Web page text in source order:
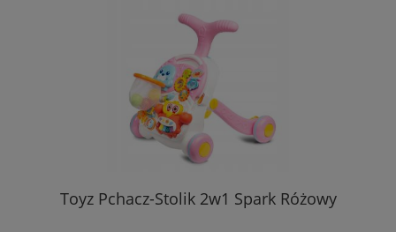
Toyz Pchacz-Stolik 2w1 Spark Różowy